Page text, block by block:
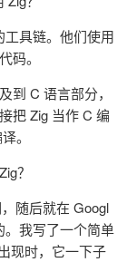
具链。他们使用
码。
到 C 语言部分，
把 Zig 当作 C 编
。
？
随后就在 Googl
。我写了一个简单
现时，它一下子